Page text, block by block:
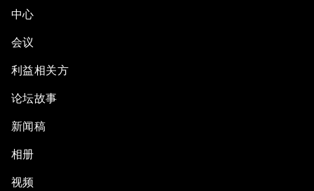
中心
会议
利益相关方
论坛故事
新闻稿
相册
视频